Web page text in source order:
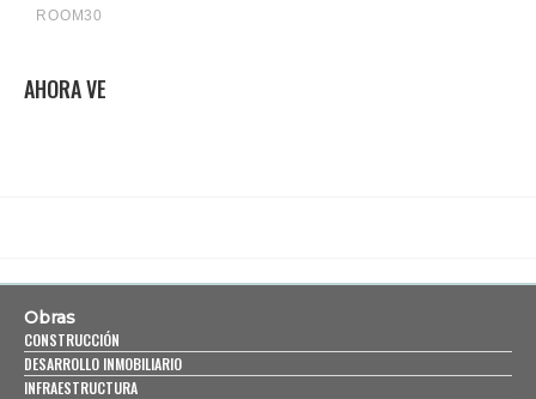
AHORA VE
Obras
CONSTRUCCIÓN
DESARROLLO INMOBILIARIO
INFRAESTRUCTURA